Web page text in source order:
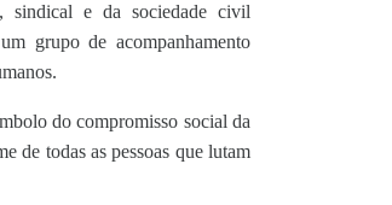
sindical e da sociedade civil
grupo de acompanhamento
do compromisso social da
de todas as pessoas que lutam